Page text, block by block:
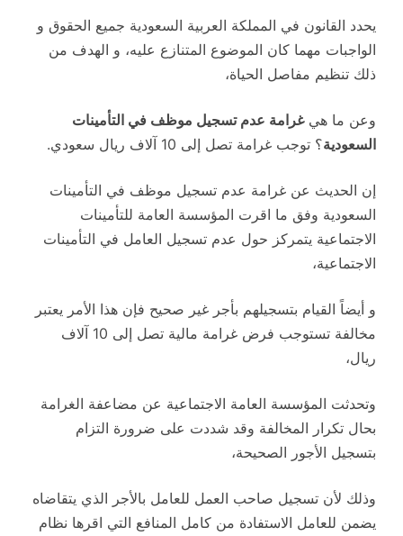
يحدد القانون في المملكة العربية السعودية جميع الحقوق و
الواجبات مهما كان الموضوع المتنازع عليه، و الهدف من
ذلك تنظيم مفاصل الحياة،
وعن ما هيغرامة عدم تسجيل موظف في التأمينات
السعودية؟ توجب غرامة تصل إلى 10 آلاف ريال سعودي.
إن الحديث عن غرامة عدم تسجيل موظف في التأمينات
السعودية وفق ما اقرت المؤسسة العامة للتأمينات
الاجتماعية يتمركز حول عدم تسجيل العامل في التأمينات
الاجتماعية،
و أيضاً القيام بتسجيلهم بأجر غير صحيح فإن هذا الأمر يعتبر
مخالفة تستوجب فرض غرامة مالية تصل إلى 10 آلاف
ريال،
وتحدثت المؤسسة العامة الاجتماعية عن مضاعفة الغرامة
بحال تكرار المخالفة وقد شددت على ضرورة التزام
بتسجيل الأجور الصحيحة،
وذلك لأن تسجيل صاحب العمل للعامل بالأجر الذي يتقاضاه
يضمن للعامل الاستفادة من كامل المنافع التي اقرها نظام